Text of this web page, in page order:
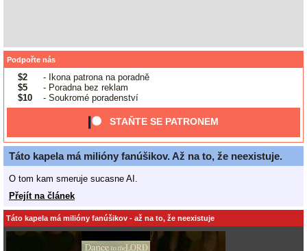
Podpořte nás
$2
- Ikona patrona na poradně
$5
- Poradna bez reklam
$10
- Soukromé poradenství
STAŇTE SE PATRONEM
Táto kapela má milióny fanúšikov. Až na to, že neexistuje.
O tom kam smeruje sucasne AI.
Přejít na článek
Táto kapela má milióny fanúšikov - až na to, že neexistuje